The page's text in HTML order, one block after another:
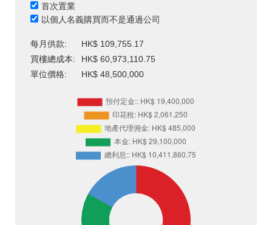
首次置業
以個人名義購買而不是通過公司
每月供款:
HK$ 109,755.17
買樓總成本:
HK$ 60,973,110.75
單位價格:
HK$ 48,500,000